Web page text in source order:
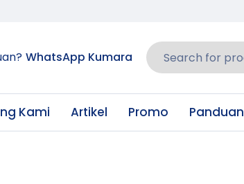
WhatsApp Kumara
Kami Artikel Promo Panduan